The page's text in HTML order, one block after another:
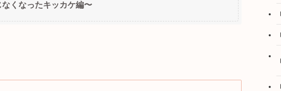
くなったキッカケ編〜